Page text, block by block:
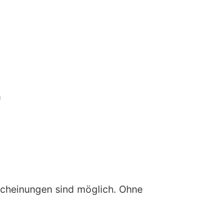
sind möglich. Ohne